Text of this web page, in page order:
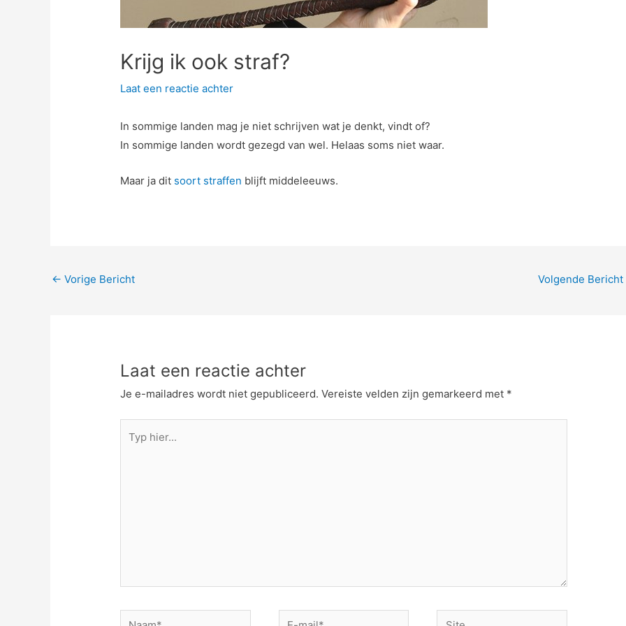
Krijg ik ook straf?
Laat een reactie achter
In sommige landen mag je niet schrijven wat je denkt, vindt of?
In sommige landen wordt gezegd van wel. Helaas soms niet waar.
Maar ja dit soort straffen blijft middeleeuws.
← Vorige Bericht Volgende Bericht
Laat een reactie achter
Je e-mailadres wordt niet gepubliceerd. Vereiste velden zijn gemarkeerd met *
hier...
Naam* E- Site